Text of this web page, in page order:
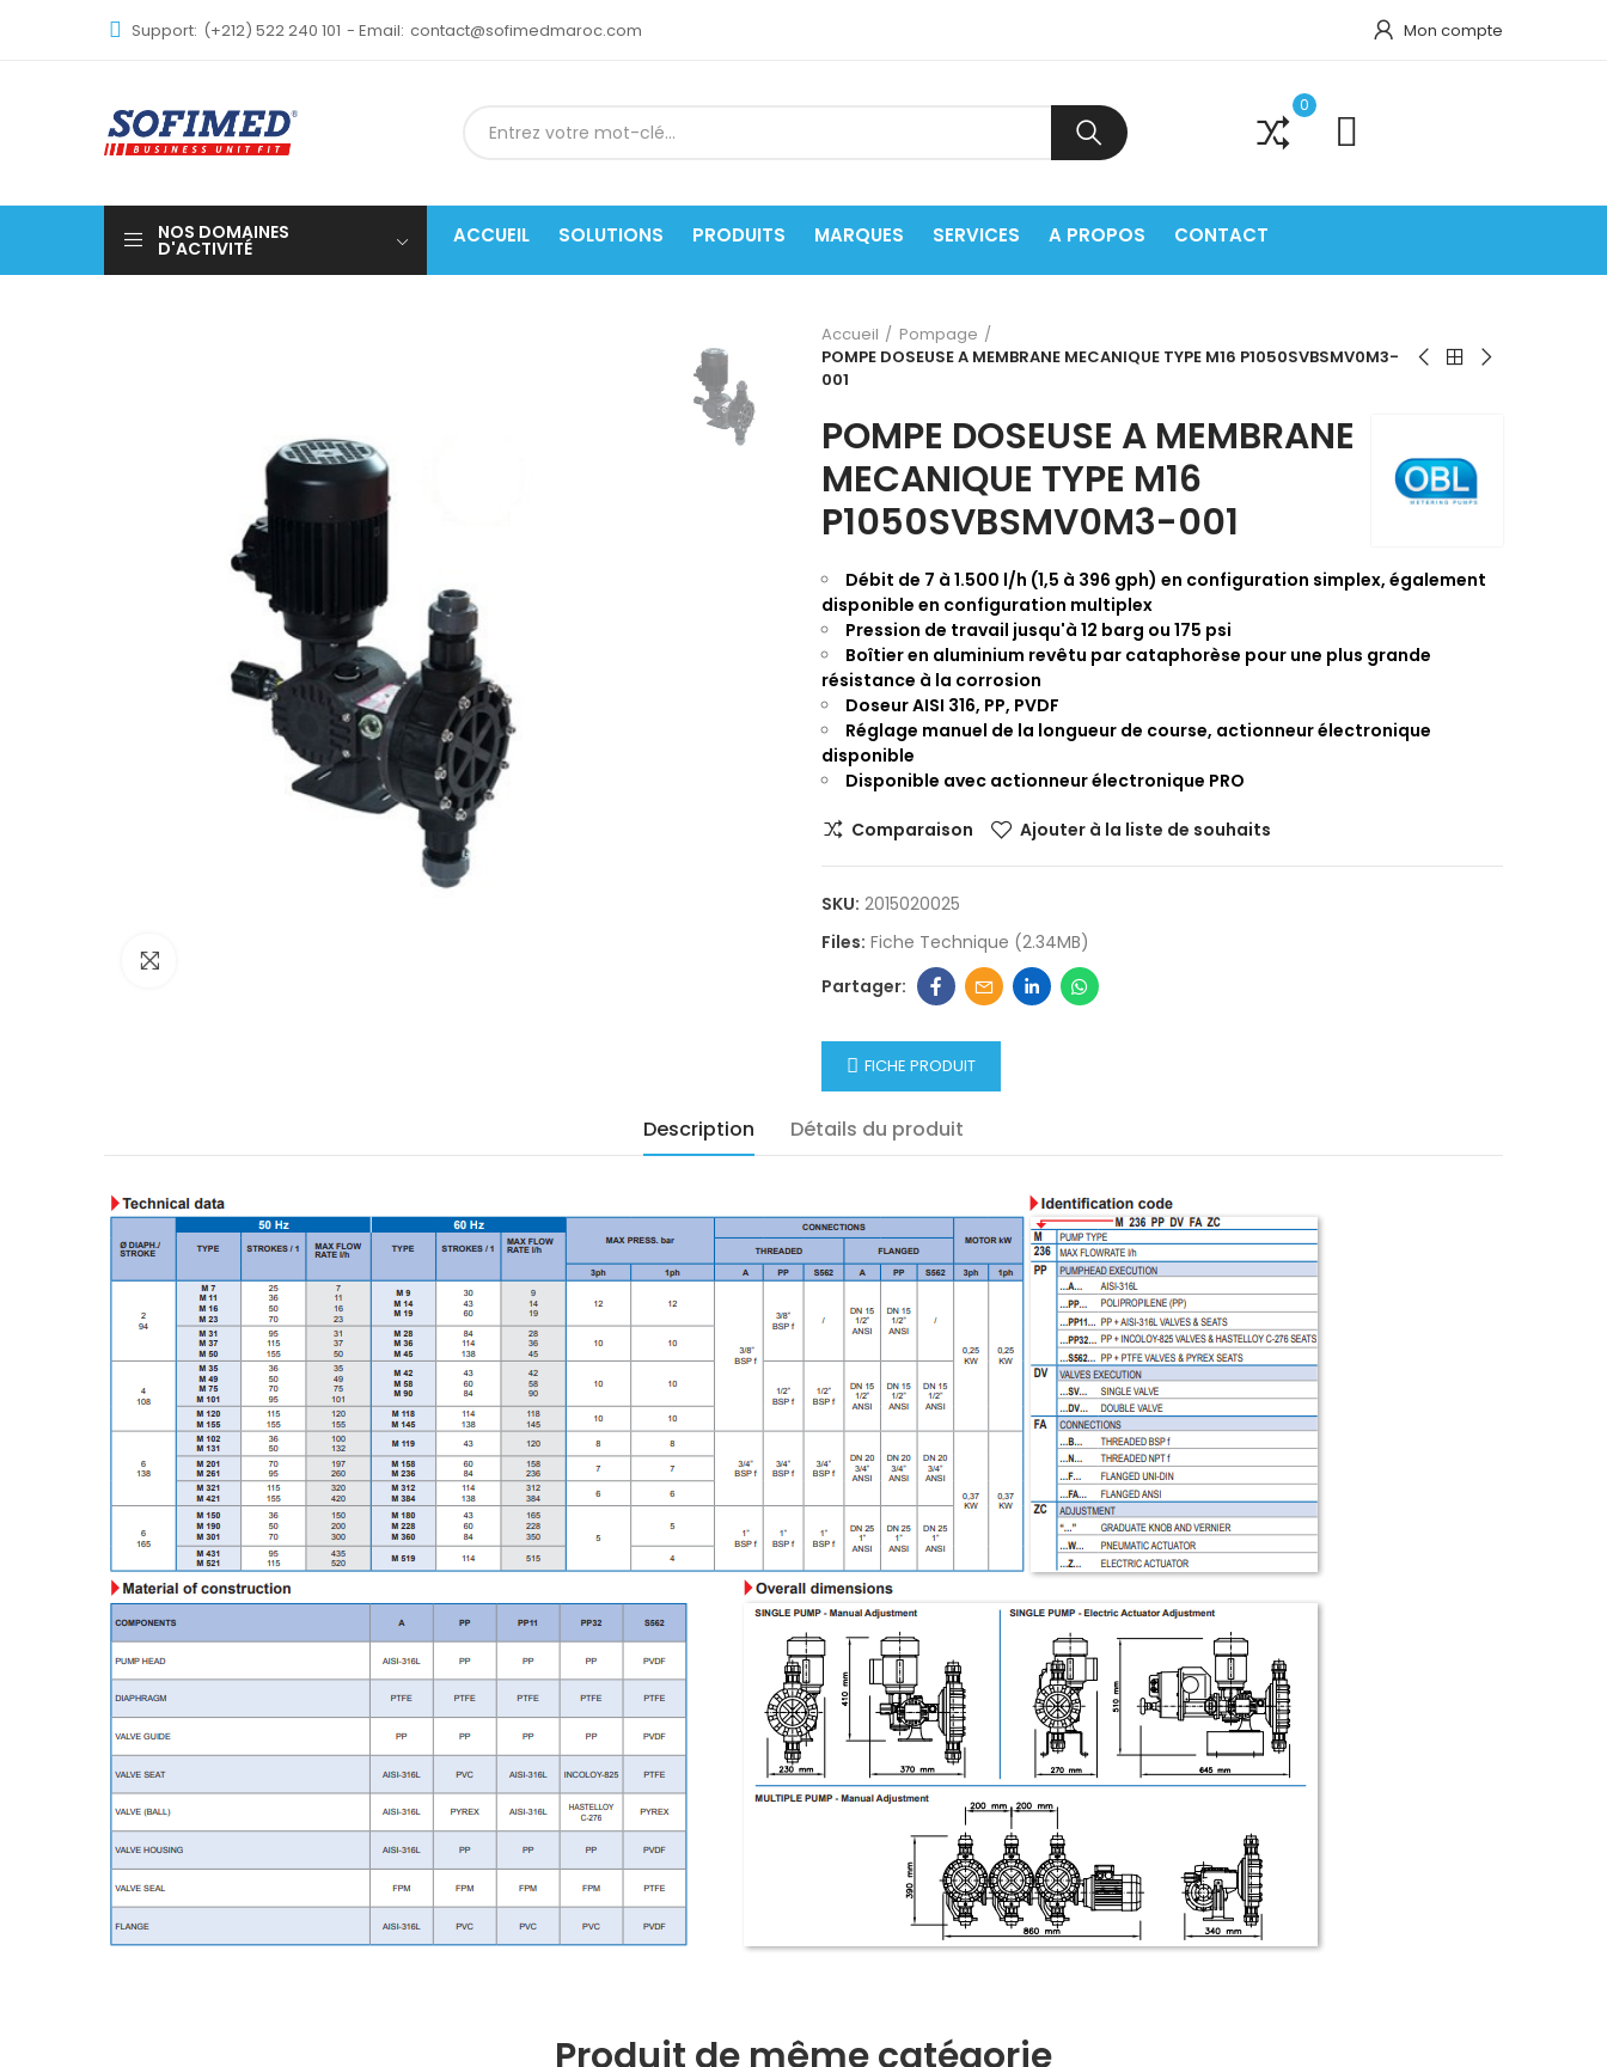
Support: (+212) 522 240 101 - Email: contact@sofimedmaroc.com Mon compte
0
NOS DOMAINES
D'ACTIVITÉ
ACCUEIL SOLUTIONS PRODUITS MARQUES SERVICES A PROPOS CONTACT
Accueil
Pompage
POMPE DOSEUSE A MEMBRANE MECANIQUE TYPE M16 P1050SVBSMV0M3-
001
POMPE DOSEUSE A MEMBRANE
MECANIQUE TYPE M16
P1050SVBSMV0M3-001
Débit de 7 à 1.500 l/h (1,5 à 396 gph) en configuration simplex, également
disponible en configuration multiplex
Pression de travail jusqu'à 12 barg ou 175 psi
Boîtier en aluminium revêtu par cataphorèse pour une plus grande
résistance à la corrosion
Doseur AISI 316, PP, PVDF
Réglage manuel de la longueur de course, actionneur électronique
disponible
Disponible avec actionneur électronique PRO
Comparaison Ajouter à la liste de souhaits
SKU: 2015020025
Files: Fiche Technique (2.34MB)
FICHE PRODUIT
Description Détails du produit
Produit de même catégorie